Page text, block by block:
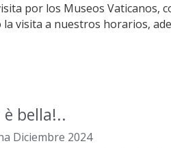
por los Museos Vaticanos,
visita a nuestros horarios,
è bella!..
Diciembre 2024